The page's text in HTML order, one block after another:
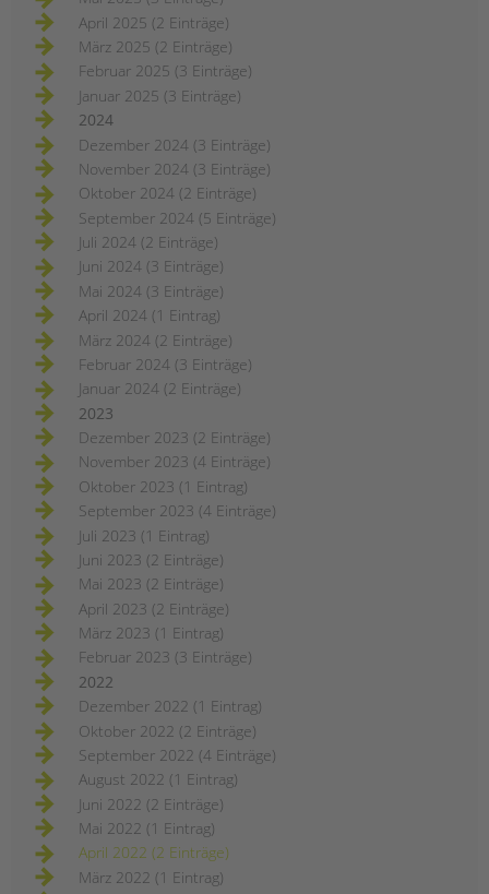
April 2025 (2 Einträge)
März 2025 (2 Einträge)
Februar 2025 (3 Einträge)
Januar 2025 (3 Einträge)
2024
Dezember 2024 (3 Einträge)
November 2024 (3 Einträge)
Oktober 2024 (2 Einträge)
September 2024 (5 Einträge)
Juli 2024 (2 Einträge)
Juni 2024 (3 Einträge)
Mai 2024 (3 Einträge)
April 2024 (1 Eintrag)
März 2024 (2 Einträge)
Februar 2024 (3 Einträge)
Januar 2024 (2 Einträge)
2023
Dezember 2023 (2 Einträge)
November 2023 (4 Einträge)
Oktober 2023 (1 Eintrag)
September 2023 (4 Einträge)
Juli 2023 (1 Eintrag)
Juni 2023 (2 Einträge)
Mai 2023 (2 Einträge)
April 2023 (2 Einträge)
März 2023 (1 Eintrag)
Februar 2023 (3 Einträge)
2022
Dezember 2022 (1 Eintrag)
Oktober 2022 (2 Einträge)
September 2022 (4 Einträge)
August 2022 (1 Eintrag)
Juni 2022 (2 Einträge)
Mai 2022 (1 Eintrag)
April 2022 (2 Einträge)
März 2022 (1 Eintrag)